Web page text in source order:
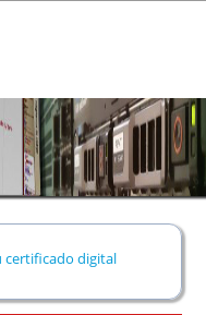
certificado digital